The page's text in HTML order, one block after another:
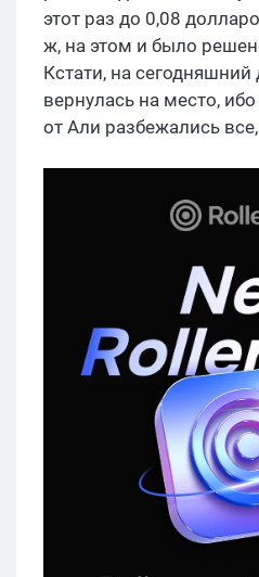
этот раз до 0,08
ж, на этом и было
Кстати, на сегодняшний
вернулась на место,
от Али разбежались